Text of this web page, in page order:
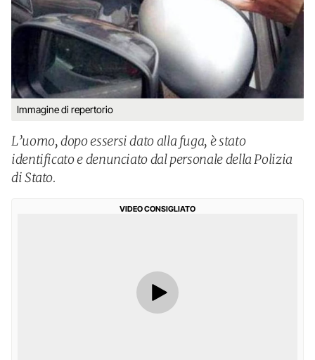
Immagine di repertorio
L’uomo, dopo essersi dato alla fuga, è stato
identificato e denunciato dal personale della Polizia
di Stato.
VIDEO CONSIGLIATO